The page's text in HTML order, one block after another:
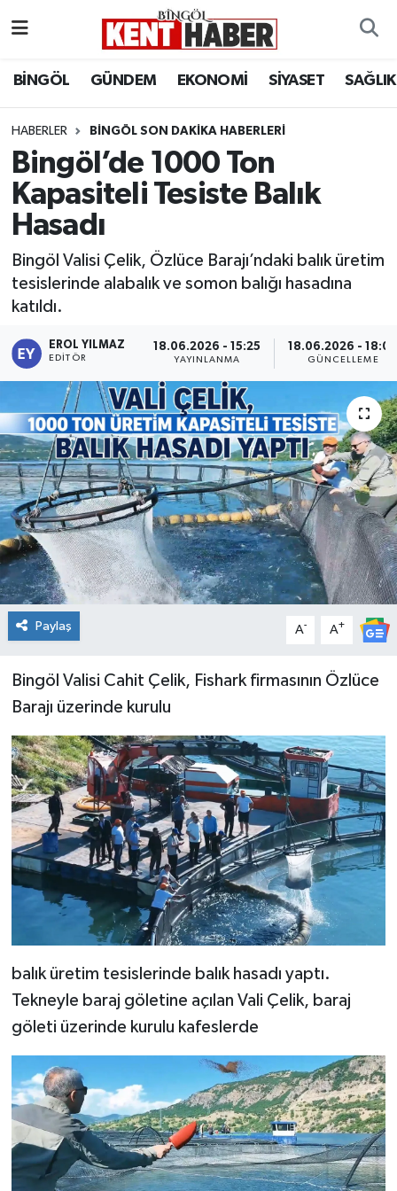
BİNGÖL GÜNDEM EKONOMİ SİYASET SAĞLIK
HABERLER BINGÖL SON DAKIKA HABERLERI
Bingöl’de 1000 Ton
Kapasiteli Tesiste Balık
Hasadı
Bingöl Valisi Çelik, Özlüce Barajı’ndaki balık üretim
tesislerinde alabalık ve somon balığı hasadına
katıldı.
EROL YILMAZ
EDITÖR
18.06.2026 - 15:25
YAYINLANMA
18.06.2026 -
GÜNCELLEME
Paylaş A- A+
Bingöl Valisi Cahit Çelik, Fishark firmasının Özlüce
Barajı üzerinde kurulu
balık üretim tesislerinde balık hasadı yaptı.
Tekneyle baraj göletine açılan Vali Çelik, baraj
göleti üzerinde kurulu kafeslerde
BİLİM-TEKNOLOJİ
DÜNYA
EĞİTİM
GENÇ
GÜNDEM
KARLIOVA
KİĞI
MERKEZ
RESMİ İLANLAR
SAĞLIK
SİYASET
SPOR
YAYLADERE
YEDİSU
Bingöl Hava Durumu
Bingöl Namaz Vakitleri
Bingöl Trafik Yoğunluk Haritası
Süper Lig Puan Durumu ve Fikstür
Tüm Manşetler
Son Dakika Haberleri
Haber Arşivi